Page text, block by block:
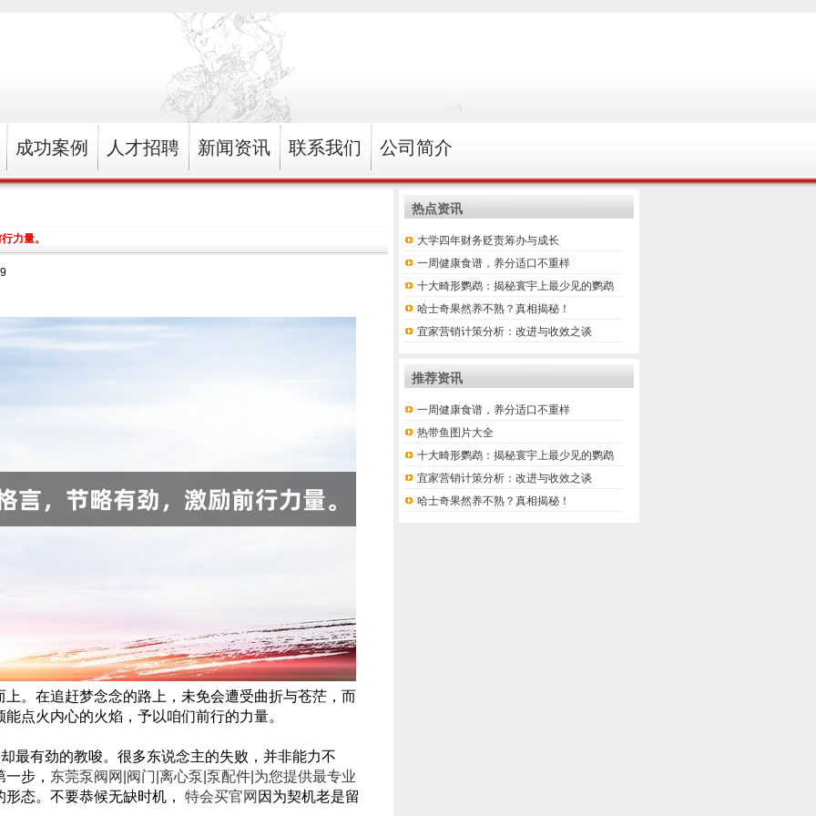
成功案例 人才招聘 新闻资讯 联系我们 公司简介
力量。
。在追赶梦念念的路上，未免会遭受曲折与苍茫，而
点火内心的火焰，予以咱们前行的力量。
最有劲的教唆。很多东说念主的失败，并非能力不
步， 东莞泵阀网|阀门|离心泵|泵配件|为您提供最专业
形态。不要恭候无缺时机， 特会买官网 因为契机老是留
热点资讯
大学四年财务贬责筹办与成长
一周健康食谱，养分适口不重样
十大畸形鹦鹉：揭秘寰宇上最少见的鹦鹉
哈士奇果然养不熟？真相揭秘！
宜家营销计策分析：改进与收效之谈
推荐资讯
一周健康食谱，养分适口不重样
热带鱼图片大全
十大畸形鹦鹉：揭秘寰宇上最少见的鹦鹉
宜家营销计策分析：改进与收效之谈
哈士奇果然养不熟？真相揭秘！